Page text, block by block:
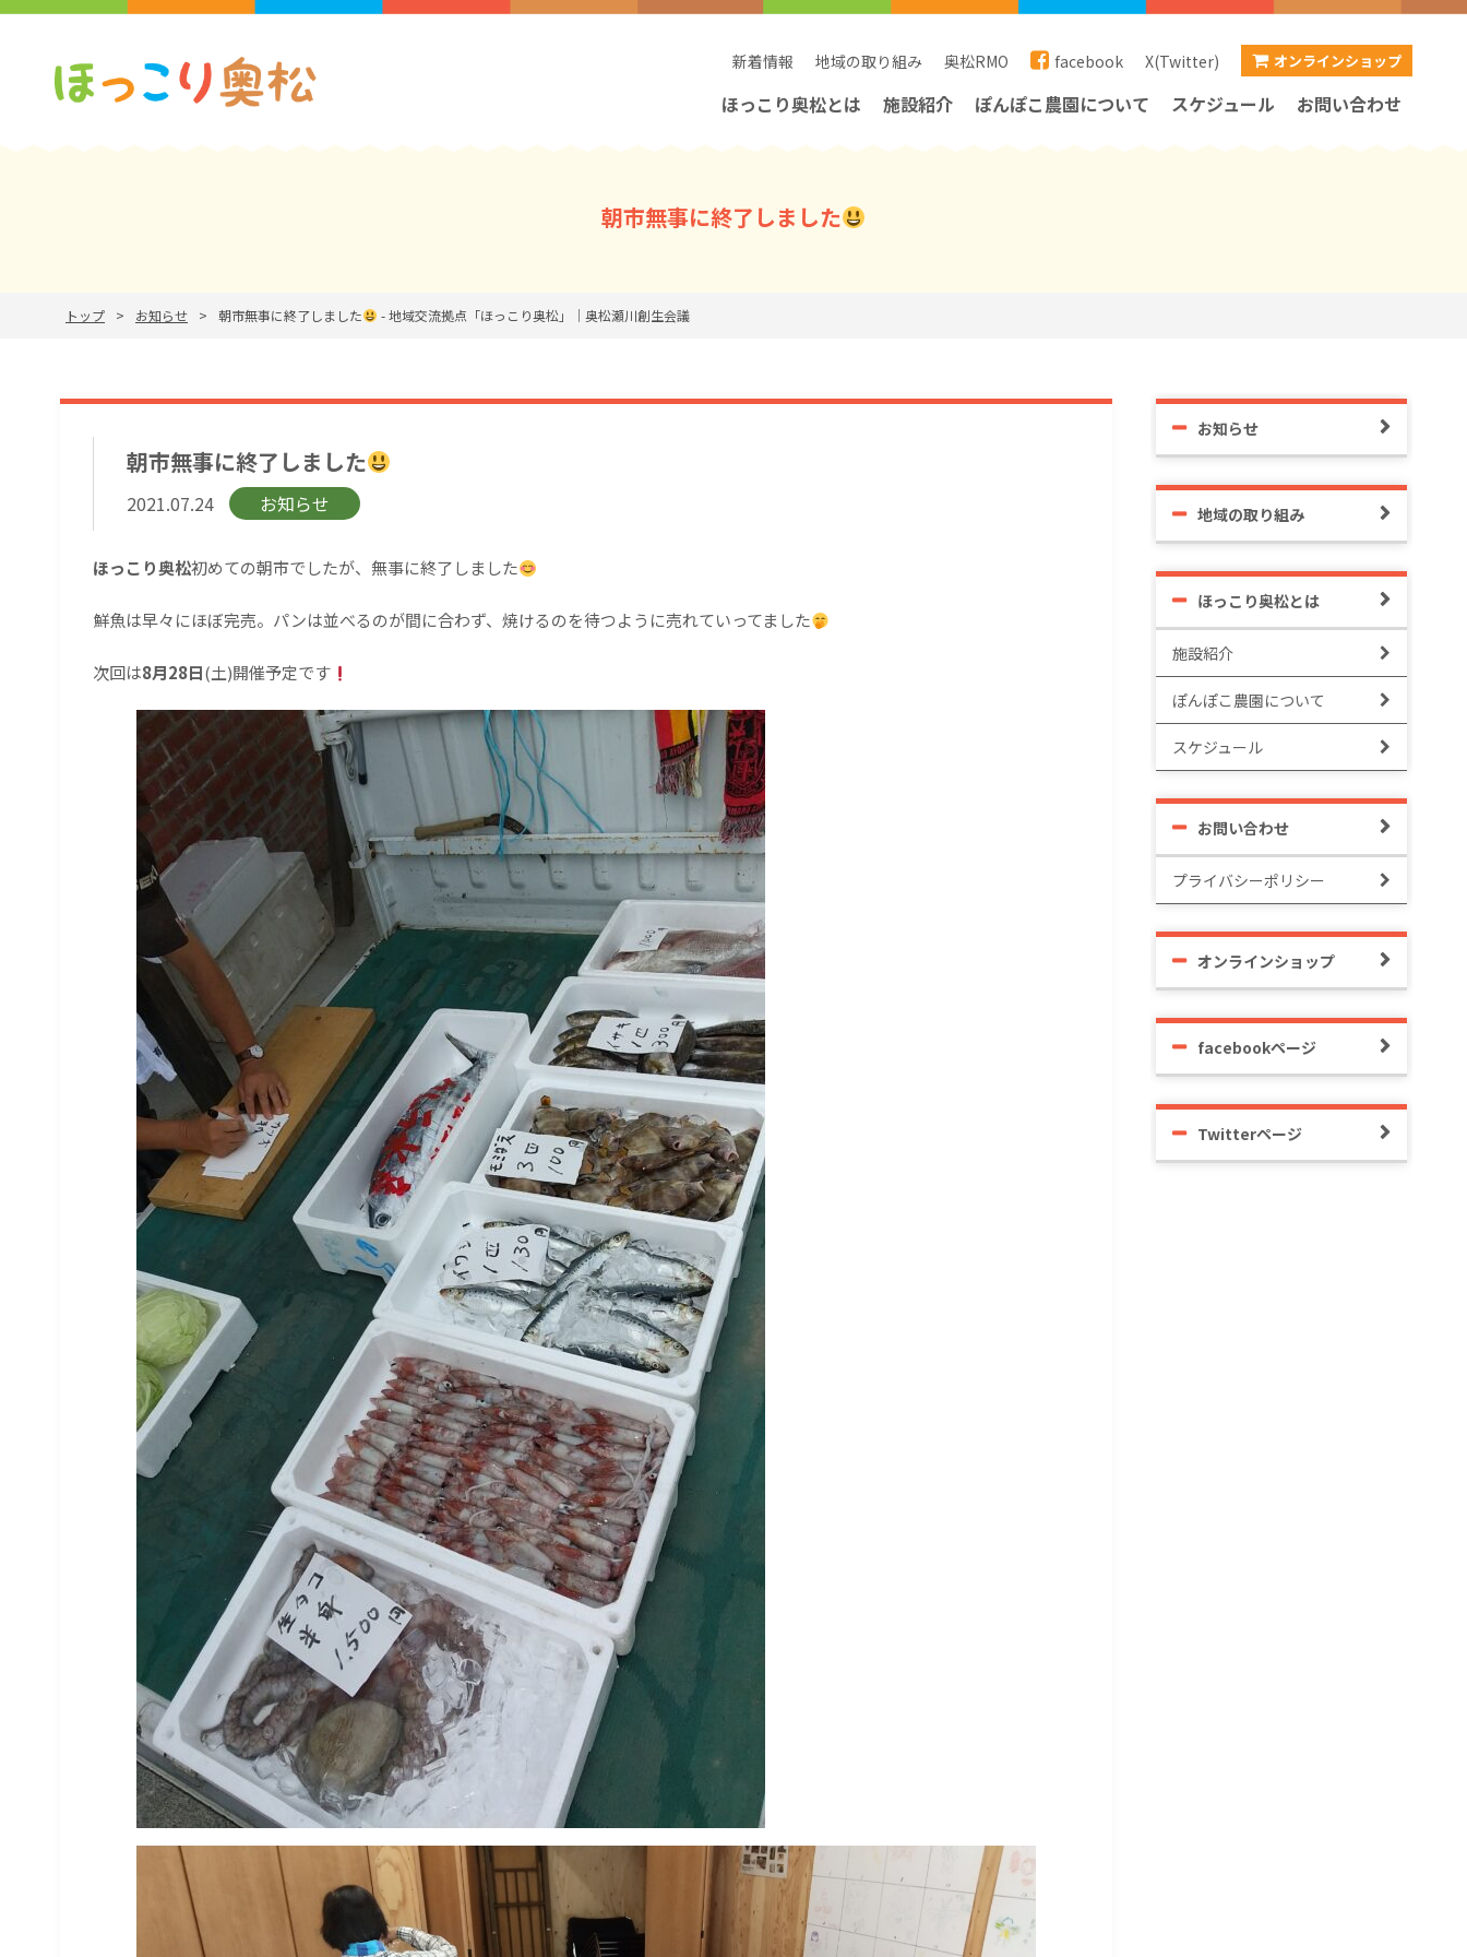
新着情報 地域の取り組み 奥松RMO facebook X(Twitter) オンラインショップ
ほっこり奥松とは 施設紹介 ぽんぽこ農園について スケジュール お問い合わせ
朝市無事に終了しました
トップ お知らせ 朝市無事に終了しました - 地域交流拠点「ほっこり奥松」｜奥松瀬川創生会議
朝市無事に終了しました
2021.07.24 お知らせ
ほっこり奥松初めての朝市でしたが、無事に終了しました
鮮魚は早々にほぼ完売。パンは並べるのが間に合わず、焼けるのを待つように売れていってました
次回は8月28日(土)開催予定です
お知らせ
地域の取り組み
ほっこり奥松とは
施設紹介
ぽんぽこ農園について
スケジュール
お問い合わせ
プライバシーポリシー
オンラインショップ
facebookページ
Twitterページ